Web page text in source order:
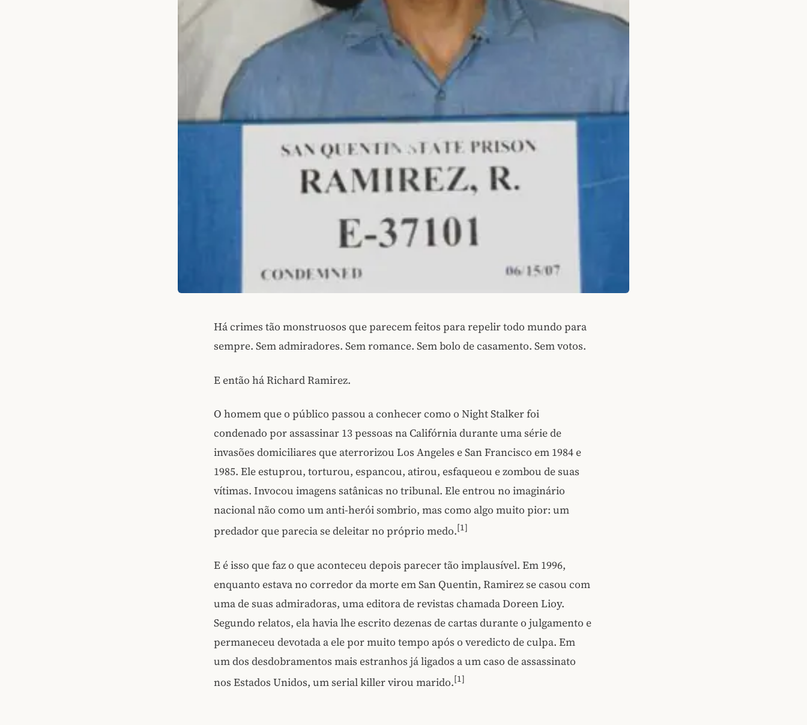
Há crimes tão monstruosos que parecem feitos para repelir todo mundo para
sempre. Sem admiradores. Sem romance. Sem bolo de casamento. Sem votos.
E então há Richard Ramirez.
O homem que o público passou a conhecer como o Night Stalker foi
condenado por assassinar 13 pessoas na Califórnia durante uma série de
invasões domiciliares que aterrorizou Los Angeles e San Francisco em 1984 e
1985. Ele estuprou, torturou, espancou, atirou, esfaqueou e zombou de suas
vítimas. Invocou imagens satânicas no tribunal. Ele entrou no imaginário
nacional não como um anti-herói sombrio, mas como algo muito pior: um
predador que parecia se deleitar no próprio medo.[1]
E é isso que faz o que aconteceu depois parecer tão implausível. Em 1996,
enquanto estava no corredor da morte em San Quentin, Ramirez se casou com
uma de suas admiradoras, uma editora de revistas chamada Doreen Lioy.
Segundo relatos, ela havia lhe escrito dezenas de cartas durante o julgamento e
permaneceu devotada a ele por muito tempo após o veredicto de culpa. Em
um dos desdobramentos mais estranhos já ligados a um caso de assassinato
nos Estados Unidos, um serial killer virou marido.[1]